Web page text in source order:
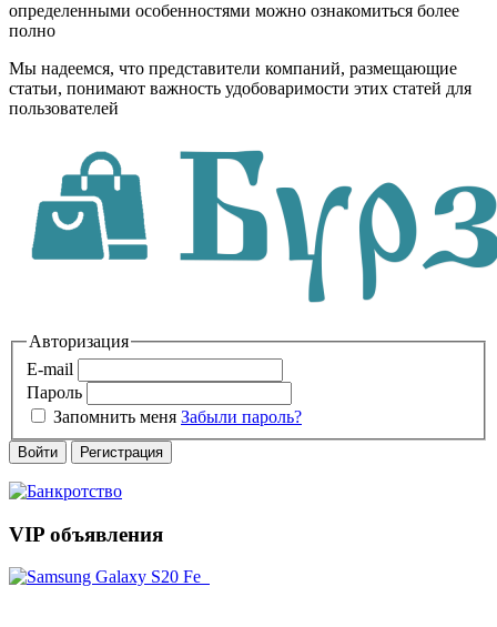
определенными особенностями можно ознакомиться более
полно
Мы надеемся, что представители компаний, размещающие
статьи, понимают важность удобоваримости этих статей для
пользователей
Авторизация
E-mail
Пароль
Запомнить меня Забыли пароль?
Войти Регистрация
VIP объявления